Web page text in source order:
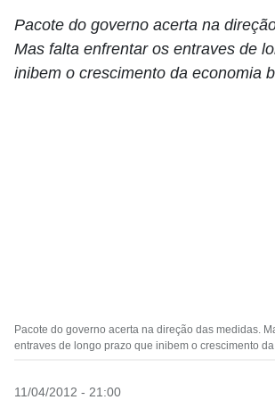
Pacote do governo acerta na
Mas falta enfrentar os entraves de
inibem o crescimento da economia
Pacote do governo acerta na direção das medidas.
entraves de longo prazo que inibem o crescimento
11/04/2012 - 21:00